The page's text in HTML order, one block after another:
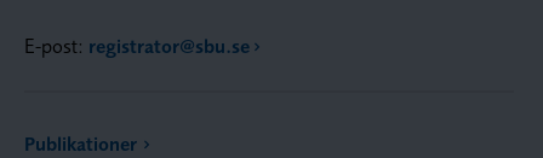
E-post: registrator@sbu.se
Publikationer